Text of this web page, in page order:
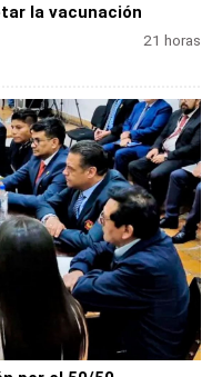
la vacunación
21 horas